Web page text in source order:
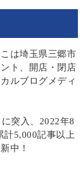
は埼玉県三郷市
ト、開店・閉店
ルブログメディ
突入、2022年8
計5,000記事以上
中！